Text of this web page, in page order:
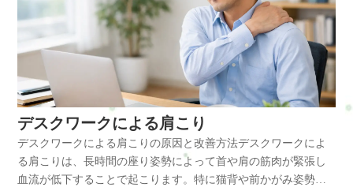
デスクワークによる肩こり
デスクワークによる肩こりの原因と改善方法デスクワークによ
る肩こりは、長時間の座り姿勢によって首や肩の筋肉が緊張し
血流が低下することで起こります。特に猫背や前かがみ姿勢が